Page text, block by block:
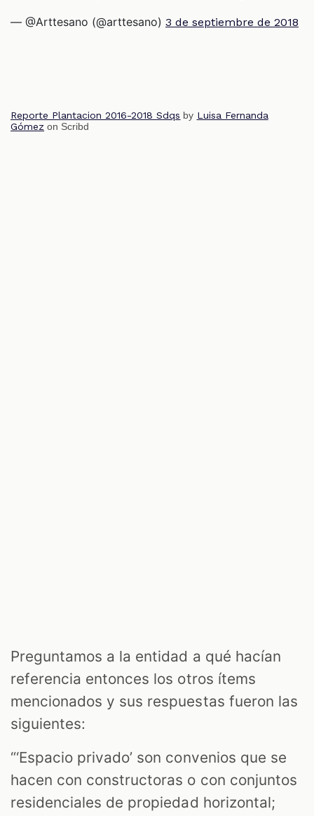
— @Arttesano (@arttesano) 3 de septiembre de 2018
Reporte Plantacion 2016-2018 Sdqs by Luisa Fernanda
Gómez on Scribd
Preguntamos a la entidad a qué hacían
referencia entonces los otros ítems
mencionados y sus respuestas fueron las
siguientes:
“‘Espacio privado’ son convenios que se
hacen con constructoras o con conjuntos
residenciales de propiedad horizontal;